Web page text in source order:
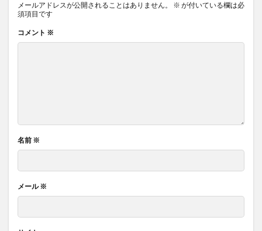
メールアドレスが公開されることはありません。 ※ が付いている欄は必
須項目です
コメント ※
名前 ※
メール※